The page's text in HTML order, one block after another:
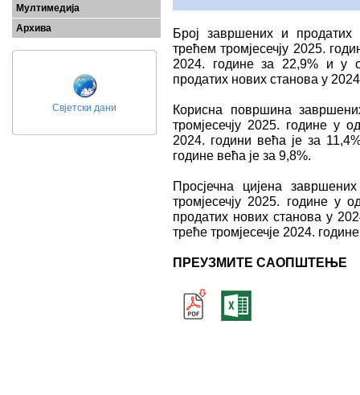
Мултимедија
Архива
Свјетски дани
Број завршених и
трећем тромјесечју 2025.
2024. године зa 22,9% и у
продатих нових станова у
Корисна површина
тромјесечју 2025. године у
2024. години већа је за
године већа је за 9,8%.
Просјечна цијена
тромјесечју 2025. године у
продатих нових станова у
треће тромјесечје 2024.
ПРЕУЗМИТЕ САОПШТЕЊЕ